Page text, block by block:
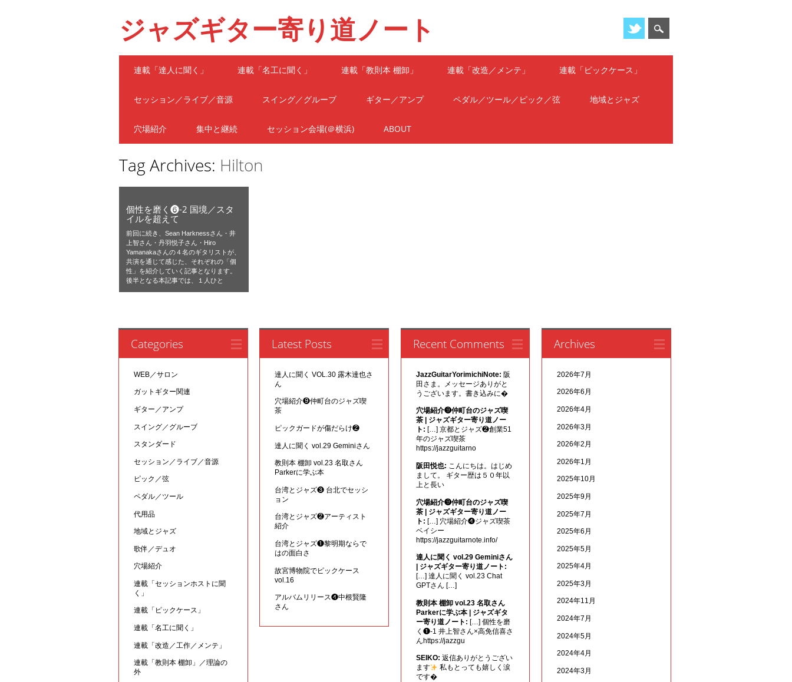
ジャズギター寄り道ノート
Main menu
連載「達人に聞く」 連載「名工に聞く」 連載「教則本 棚卸」 連載「改造／メンテ」 連載「ピックケース」
セッション／ライブ／音源 スイング／グルーブ ギター／アンプ ペダル／ツール／ピック／弦 地域とジャズ
穴場紹介 集中と継続 セッション会場(＠横浜) ABOUT
Tag Archives: Hilton
個性を磨く❻-2 国境／スタ
イルを超えて
前回に続き、Sean Harknessさん・井
上智さん・丹羽悦子さん・Hiro
Yamanakaさんの４名のギタリストが、
共演を通じて感じた、それぞれの「個
性」を紹介していく記事となります。
後半となる本記事では、１人ひと
Categories
WEB／サロン
ガットギター関連
ギター／アンプ
スイング／グルーブ
スタンダード
セッション／ライブ／音源
ピック／弦
ペダル／ツール
代用品
地域とジャズ
歌伴／デュオ
穴場紹介
連載「セッションホストに聞
く」
連載「ピックケース」
連載「名工に聞く」
連載「改造／工作／メンテ」
連載「教則本 棚卸」／理論の
外
Latest Posts
達人に聞く VOL.30 露木達也さ
ん
穴場紹介❾仲町台のジャズ喫
茶
ピックガードが傷だらけ❷
達人に聞く vol.29 Geminiさん
教則本 棚卸 vol.23 名取さん
Parkerに学ぶ本
台湾とジャズ❸ 台北でセッシ
ョン
台湾とジャズ❷アーティスト
紹介
台湾とジャズ❶黎明期ならで
はの面白さ
故宮博物院でピックケース
vol.16
アルバムリリース❹中根賢隆
さん
Recent Comments
JazzGuitarYorimichiNote: 阪
田さま。メッセージありがと
うございます。書き込みに�
穴場紹介❾仲町台のジャズ喫
茶 | ジャズギター寄り道ノー
ト: […] 京都とジャズ❷創業51
年のジャズ喫茶
https://jazzguitarno
阪田悦也: こんにちは。はじめ
まして。 ギター歴は５０年以
上と長い
穴場紹介❾仲町台のジャズ喫
茶 | ジャズギター寄り道ノー
ト: […] 穴場紹介❹ジャズ喫茶
ベイシー
https://jazzguitarnote.info/
達人に聞く vol.29 Geminiさん
| ジャズギター寄り道ノート:
[…] 達人に聞く vol.23 Chat
GPTさん […]
教則本 棚卸 vol.23 名取さん
Parkerに学ぶ本 | ジャズギタ
ー寄り道ノート: […] 個性を磨
く❶-1 井上智さん×高免信喜さ
んhttps://jazzgu
SEIKO: 返信ありがとうござい
ます
私もとっても嬉しく涙
です�
Archives
2026年7月
2026年6月
2026年4月
2026年3月
2026年2月
2026年1月
2025年10月
2025年9月
2025年7月
2025年6月
2025年5月
2025年4月
2025年3月
2024年11月
2024年7月
2024年5月
2024年4月
2024年3月